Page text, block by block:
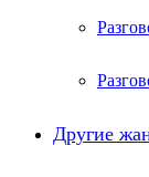
Другие